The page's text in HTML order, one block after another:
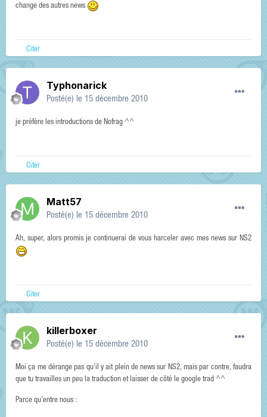
change des autres news
Citer
Typhonarick
Posté(e) le 15 décembre 2010
je préfère les introductions de Nofrag ^^
Citer
Matt57
Posté(e) le 15 décembre 2010
Ah, super, alors promis je continuerai de vous harceler avec mes news sur NS2
Citer
killerboxer
Posté(e) le 15 décembre 2010
Moi ça me dérange pas qu'il y ait plein de news sur NS2, mais par contre, faudra
que tu travailles un peu la traduction et laisser de côté le google trad ^^
Parce qu'entre nous :